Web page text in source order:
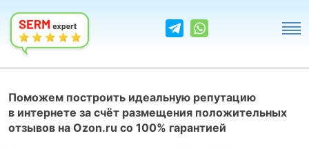
Поможем построить идеальную репутацию
в интернете за счёт размещения положительных
отзывов на Ozon.ru со 100% гарантией